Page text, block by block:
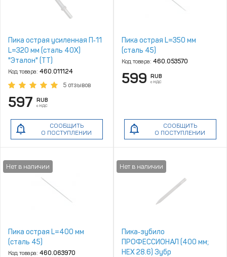
Пика острая усиленная П‑11
L=320 мм (сталь 40Х)
"Эталон" (ТТ)
Код товара: 460.011124
5 отзывов
597 RUB
с НДС
СООБЩИТЬ
О ПОСТУПЛЕНИИ
Пика острая L=350 мм
(сталь 45)
Код товара: 460.053570
599 RUB
с НДС
СООБЩИТЬ
О ПОСТУПЛЕНИИ
Пика острая L=400 мм
(сталь 45)
Код товара: 460.063970
Пика‑зубило
ПРОФЕССИОНАЛ (400 мм;
HEX 28.6) Зубр